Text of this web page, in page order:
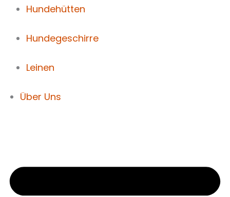
Hundehütten
Hundegeschirre
Leinen
Über Uns